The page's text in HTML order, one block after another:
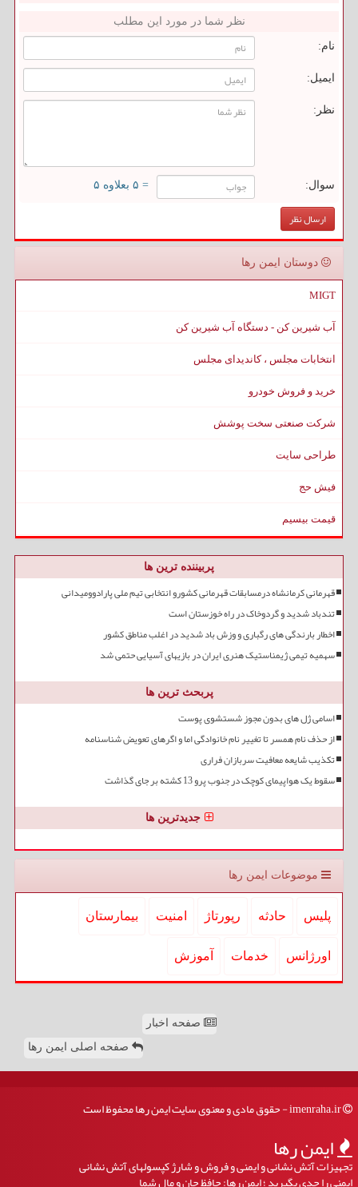
نظر شما در مورد این مطلب
نام:
ایمیل:
نظر:
سوال: = ۵ بعلاوه ۵
دوستان ایمن رها
MIGT
آب شیرین کن - دستگاه آب شیرین کن
انتخابات مجلس ، کاندیدای مجلس
خرید و فروش خودرو
شرکت صنعتی سخت پوشش
طراحی سایت
فیش حج
قیمت بیسیم
پربیننده ترین ها
قهرمانی کرمانشاه درمسابقات قهرمانی کشورو انتخابی تیم ملی پارادوومیدانی
تندباد شدید و گردوخاک در راه خوزستان است
اخطار بارندگی های رگباری و وزش باد شدید در اغلب مناطق کشور
سهمیه تیمی ژیمناستیک هنری ایران در بازیهای آسیایی حتمی شد
پربحث ترین ها
اسامی ژل های بدون مجوز شستشوی پوست
از حذف نام همسر تا تغییر نام خانوادگی اما و اگرهای تعویض شناسنامه
تکذیب شایعه معافیت سربازان فراری
سقوط یک هواپیمای کوچک در جنوب پرو 13 کشته بر جای گذاشت
جدیدترین ها
موضوعات ایمن رها
پلیس حادثه رپورتاژ امنیت بیمارستان
اورژانس خدمات آموزش
صفحه اخبار
صفحه اصلی ایمن رها
ایمن رها
تجهیزات آتش نشانی و ایمنی و فروش و شارژ کپسولهای آتش نشانی
ایمنی را جدی بگیرید ؛ ایمن رها: حافظ جان و مال شما